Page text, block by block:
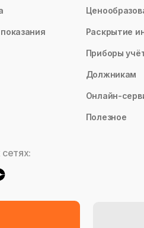
Раскрытие
Приборы
Должникам
Онлайн-
Полезное